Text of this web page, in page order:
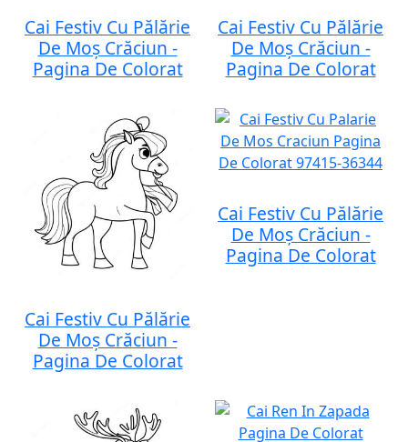
Cai Festiv Cu Pălărie
De Moș Crăciun -
Pagina De Colorat
Cai Festiv Cu Pălărie
De Moș Crăciun -
Pagina De Colorat
Cai Festiv Cu Pălărie
De Moș Crăciun -
Pagina De Colorat
Cai Festiv Cu Pălărie
De Moș Crăciun -
Pagina De Colorat